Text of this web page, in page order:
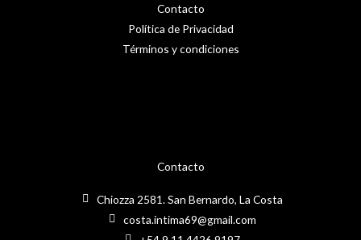
Contacto
Chiozza 2581. San Bernardo, La Costa
costa.intima69@gmail.com
Contacto
Política de Privacidad
Términos y condiciones